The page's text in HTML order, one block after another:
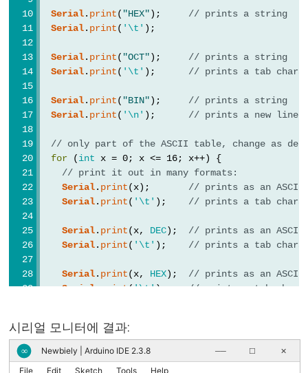
Serial.available()
Serial.availableForWrite()
Serial.begin()
Serial.end()
Serial.find()
Serial.findUntil()
Serial.flush()
if(Serial)
Serial.parseFloat()
Serial.parseInt()
Serial.peek()
Serial.print()
Serial.println()
Serial.read()
Serial.readBytesUntil()
Serial.readString()
Serial.readStringUntil()
Serial. print( "HEX"); // prints a string
Serial. print( '\t' );
Serial. print( "OCT"); // prints a string
Serial. print( '\t' ); // prints a tab
Serial. print( "BIN"); // prints a string
Serial. print( '\n' ); // prints a new line
// only part of the ASCII table, change as
for (int x = 0; x <= 16; x++) {
// print it out in many formats:
Serial. print(x); // prints as an ASCII-
Serial. print( '\t' ); // prints a tab
Serial. print(x, DEC); // prints as an ASCII-
Serial. print( '\t' ); // prints a tab
Serial. print(x, HEX); // prints as an ASCII-
Serial.print('\t'); // prints a tab
Serial. print(
Serial.print(x, BIN); // prints as an ASCII-
시리얼 모니터에 결과:
∞ Newbiely | Arduino IDE 2.3.8 ── ☐ ✕
File Edit Sketch Tools Help